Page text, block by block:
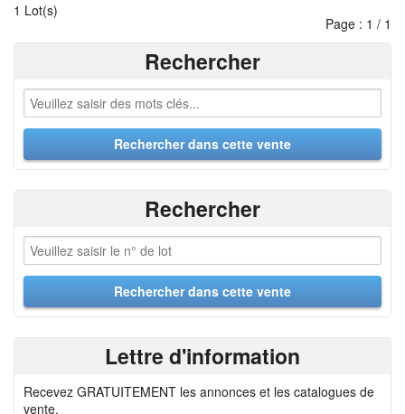
1 Lot(s)
Page : 1 / 1
Rechercher
Rechercher
Lettre d'information
Recevez GRATUITEMENT les annonces et les catalogues de
vente.